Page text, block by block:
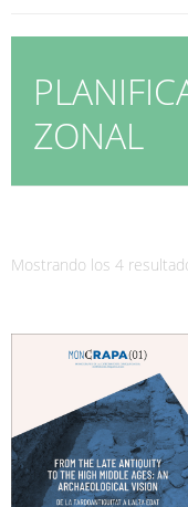
ZONAL
Mostrando los 4